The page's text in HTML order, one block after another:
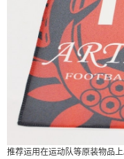
推荐运用在运动队等原装物品上